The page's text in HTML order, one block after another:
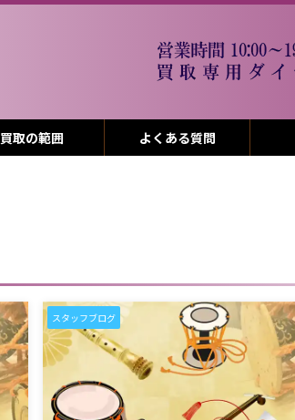
買取の範囲 よくある質問
スタッフブログ